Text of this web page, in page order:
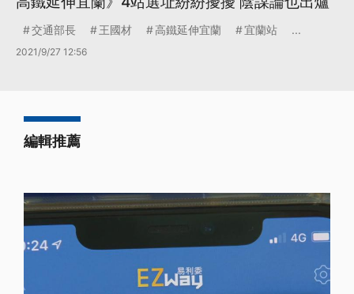
交通部長 王國材 高鐵延伸宜蘭 宜蘭站 ...
2021/9/27 12:56
編輯推薦